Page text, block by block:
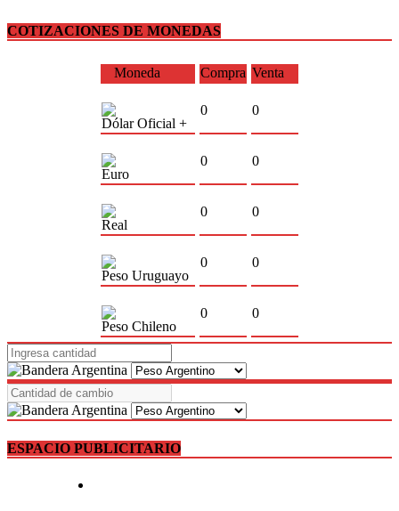
COTIZACIONES DE MONEDAS
Moneda Compra Venta
Dólar Oficial +
0 0
Euro
0 0
Real
0 0
Peso Uruguayo
0 0
Peso Chileno
0 0
ESPACIO PUBLICITARIO